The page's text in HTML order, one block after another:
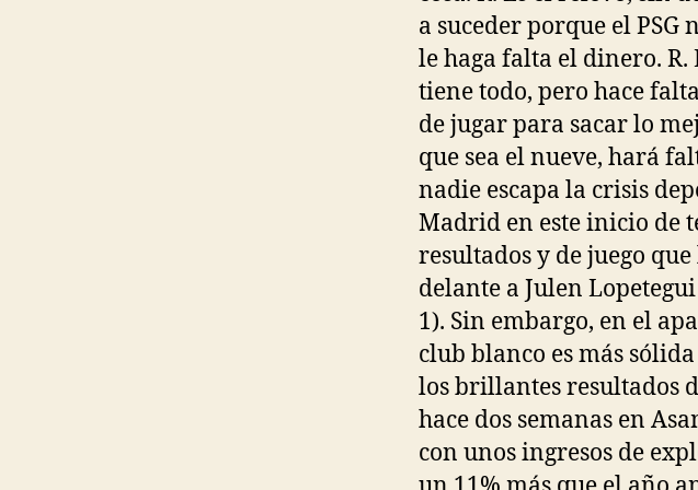
a suceder porque el
le haga falta el dinero.
tiene todo, pero hace
de jugar para sacar lo
que sea el nueve, hará
nadie escapa la crisis
Madrid en este inicio de
resultados y de juego
delante a Julen
1). Sin embargo, en el
club blanco es más
los brillantes resultados
hace dos semanas en
con unos ingresos de